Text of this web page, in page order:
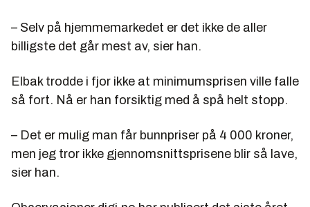
– Selv på hjemmemarkedet er det ikke de aller
billigste det går mest av, sier han.
Elbak trodde i fjor ikke at minimumsprisen ville falle
så fort. Nå er han forsiktig med å spå helt stopp.
– Det er mulig man får bunnpriser på 4 000 kroner,
men jeg tror ikke gjennomsnittsprisene blir så lave,
sier han.